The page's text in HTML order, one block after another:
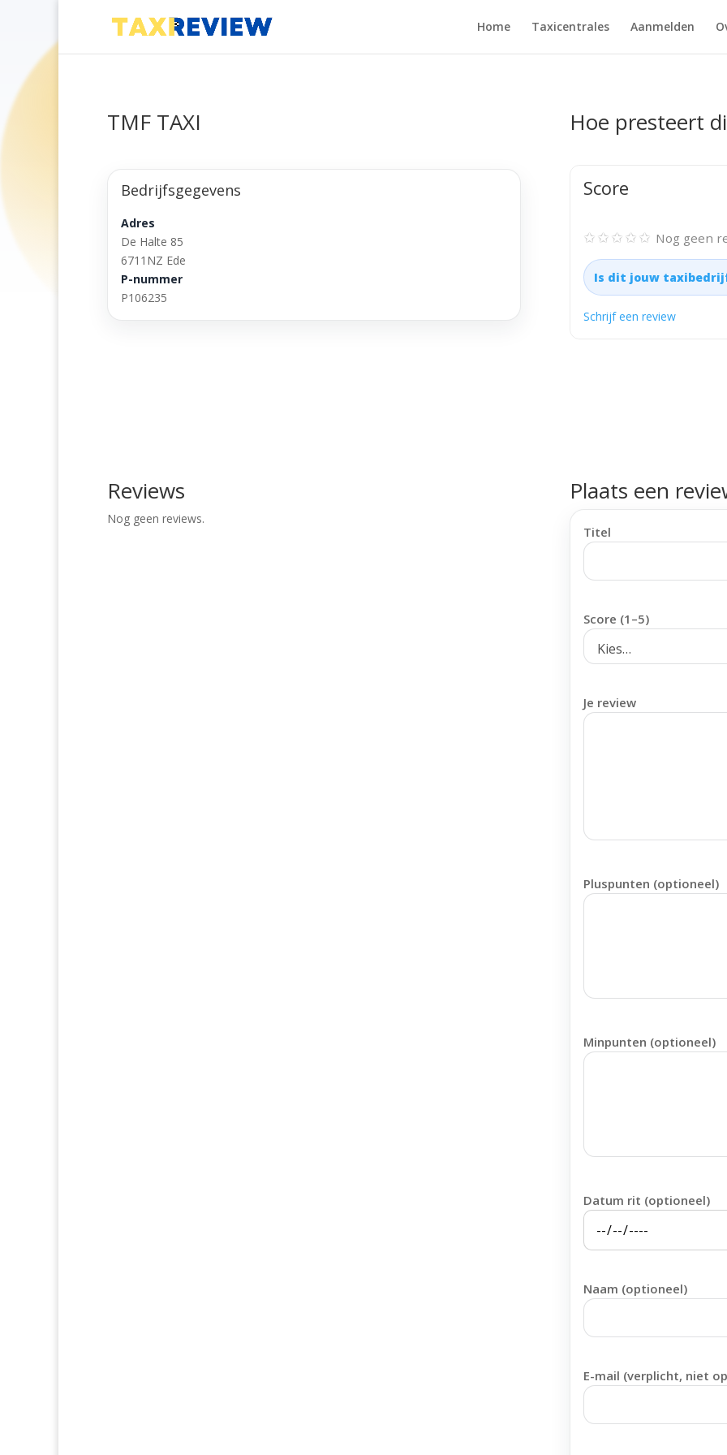
Home Taxicentrales Aanmelden
TMF TAXI
Bedrijfsgegevens
Adres
De Halte 85
6711NZ Ede
P-nummer
P106235
Hoe presteert
Score
✩✩✩✩✩ Nog geen
Is dit jouw
Schrijf een review
Reviews
Nog geen reviews.
Plaats een
Titel
Score (1–5)
Je review
Pluspunten (optioneel)
Minpunten (optioneel)
Datum rit (optioneel)
Naam (optioneel)
E-mail (verplicht, niet